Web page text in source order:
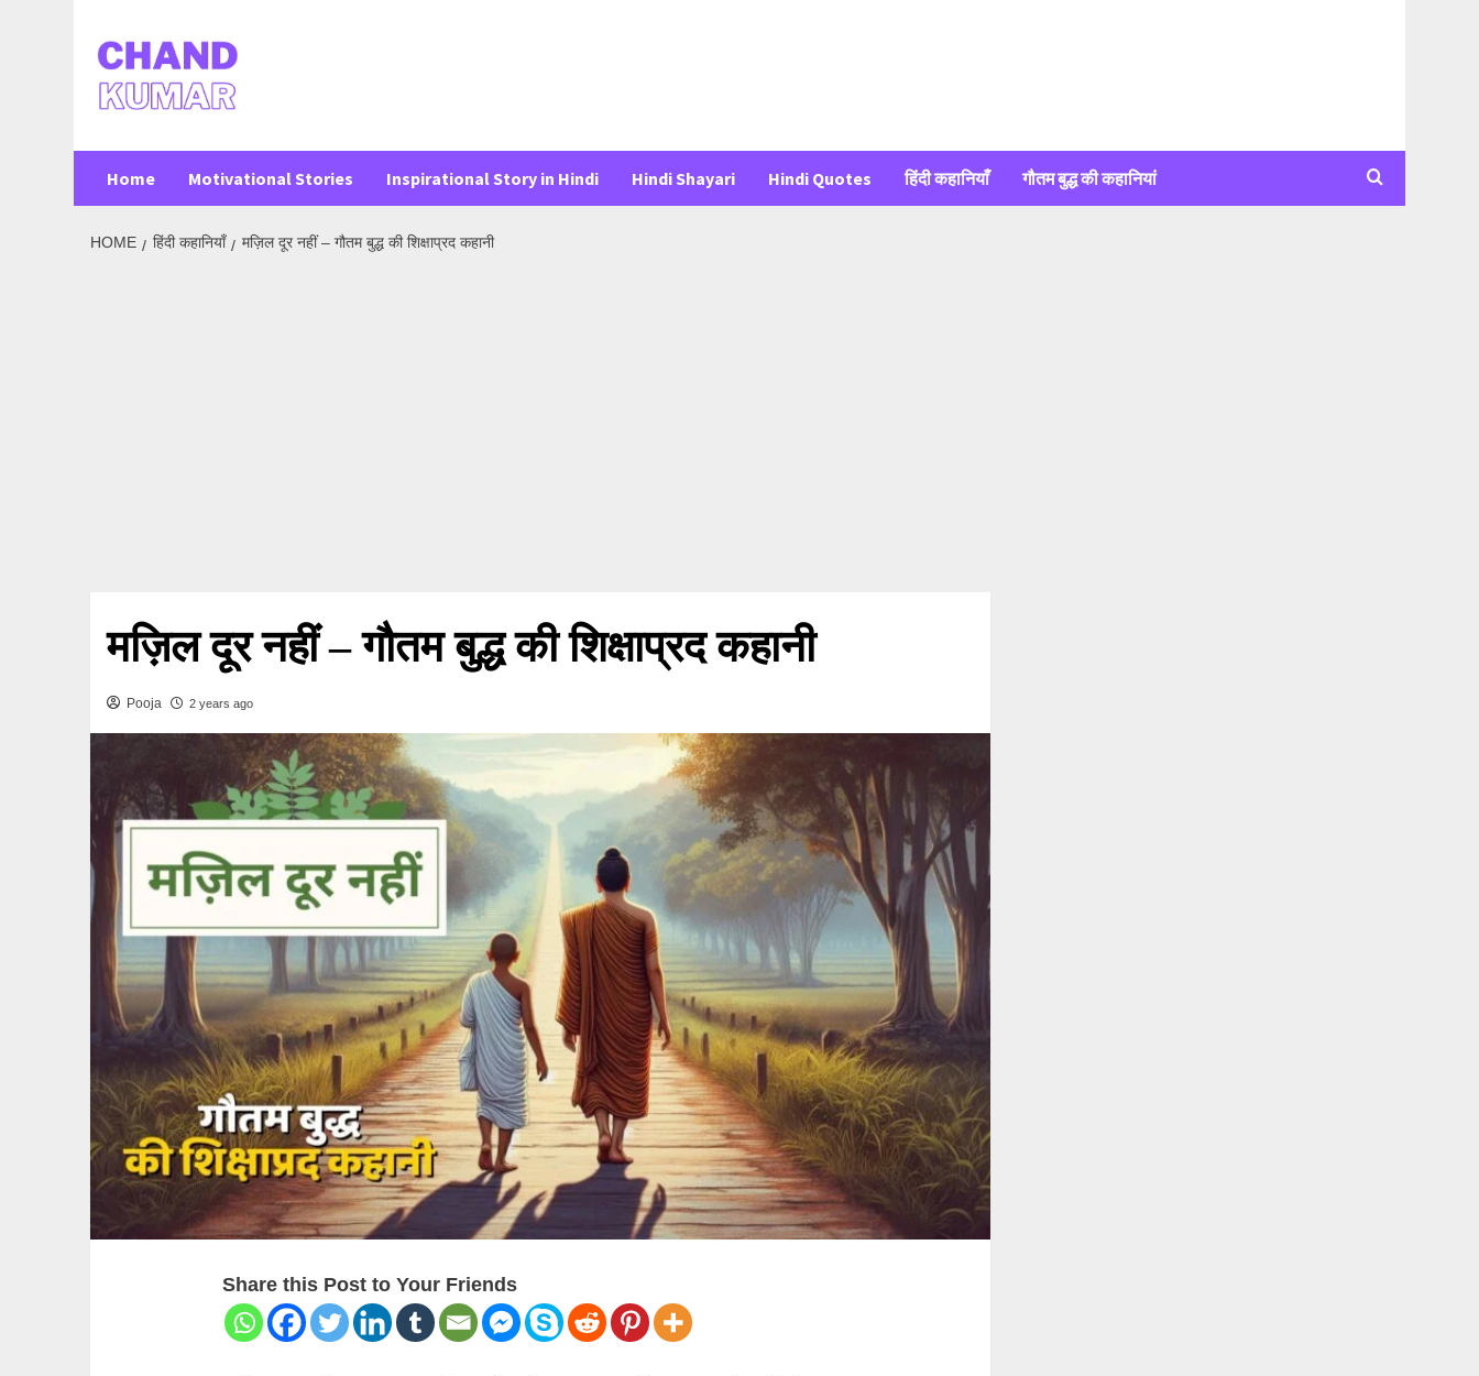
content
Home Motivational Stories Inspirational Story in Hindi Hindi Shayari Hindi Quotes हिंदी कहानियाँ गौतम बुद्ध की कहानियां
HOME हिंदी कहानियाँ मज़िल दूर नहीं – गौतम बुद्ध की शिक्षाप्रद कहानी
मज़िल दूर नहीं – गौतम बुद्ध की शिक्षाप्रद कहानी
Pooja 2 years ago
Share this Post to Your Friends